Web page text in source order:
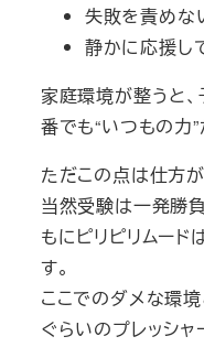
失敗を責めな
静かに応援し
家庭環境が整うと
番でも“いつもの力”
ただこの点は仕方
当然受験は一発勝
もにピリピリムー
す。
ここでのダメな環
ぐらいのプレッシャ